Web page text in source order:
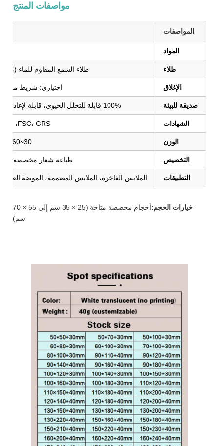
مواصفات المنتج
المواصفات
المواد
طلاء طلاء الشمع المقاوم للماء
الإغلاق اختياري: شريط ملصق
صديقة للبيئة 100% قابلة للتحلل الحيوي، قابلة لإعادة التدوير، قابلة للتسميد
الشهادات FSC، GRS، الامتثال للاتحاد الأوروبي
الوزن 30~60 غرام (يمكن تخصيصها)
التخصيص طباعة شعار مخصصة،
التطبيقات الملابس الفاخرة، الملابس المصممة، الموضة
خيارات الحجم:
أحجام مخصصة متاحة (25 × 35 سم إلى 55 × 70
سم)